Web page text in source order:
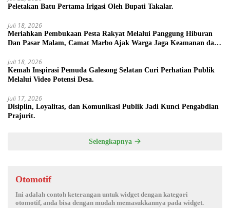
Peletakan Batu Pertama Irigasi Oleh Bupati Takalar.
Juli 18, 2026
Meriahkan Pembukaan Pesta Rakyat Melalui Panggung Hiburan
Dan Pasar Malam, Camat Marbo Ajak Warga Jaga Keamanan dan
Juli 18, 2026
Kemah Inspirasi Pemuda Galesong Selatan Curi Perhatian Publik
Melalui Video Potensi Desa.
Juli 17, 2026
Disiplin, Loyalitas, dan Komunikasi Publik Jadi Kunci Pengabdian
Prajurit.
Selengkapnya
Otomotif
Ini adalah contoh keterangan untuk widget dengan kategori
otomotif, anda bisa dengan mudah memasukkannya pada widget.